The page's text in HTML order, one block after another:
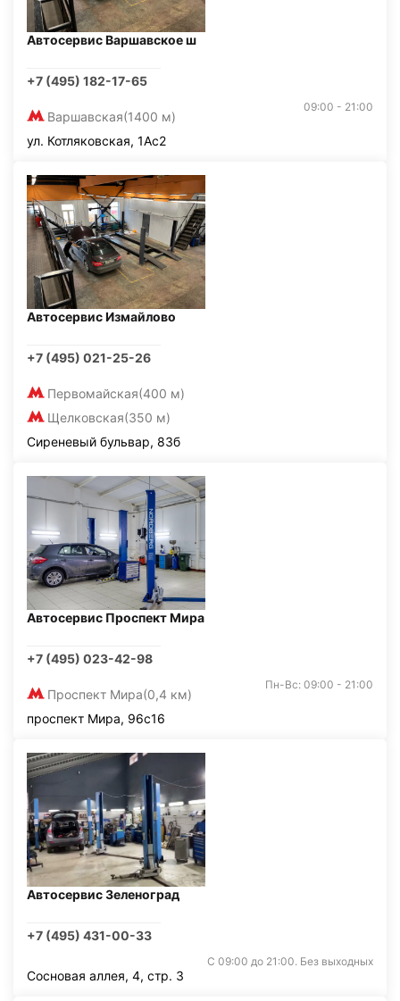
Автосервис Варшавское ш
+7 (495) 182-17-65
Варшавская(1400 м)
09:00 - 21:00
ул. Котляковская, 1Ас2
Автосервис Измайлово
+7 (495) 021-25-26
Первомайская(400 м)
Щелковская(350 м)
Сиреневый бульвар, 83б
Автосервис Проспект Мира
+7 (495) 023-42-98
Проспект Мира(0,4 км)
Пн-Вс: 09:00 - 21:00
проспект Мира, 96с16
Автосервис Зеленоград
+7 (495) 431-00-33
С 09:00 до 21:00. Без выходных
Сосновая аллея, 4, стр. 3